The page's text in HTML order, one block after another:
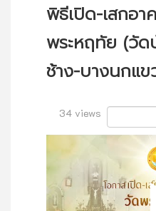
พิธีเปิด-เสกอ
พระหฤทัย (วัด
ช้าง-บางนกแข
34 views